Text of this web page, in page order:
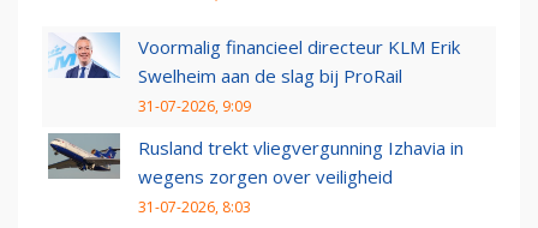
Voormalig financieel directeur KLM Erik
Swelheim aan de slag bij ProRail
31-07-2026, 9:09
Rusland trekt vliegvergunning Izhavia in
wegens zorgen over veiligheid
31-07-2026, 8:03